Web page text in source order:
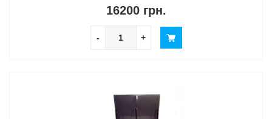
16200 грн.
- +